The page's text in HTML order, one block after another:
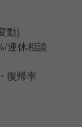
動)
連休相談
復帰率